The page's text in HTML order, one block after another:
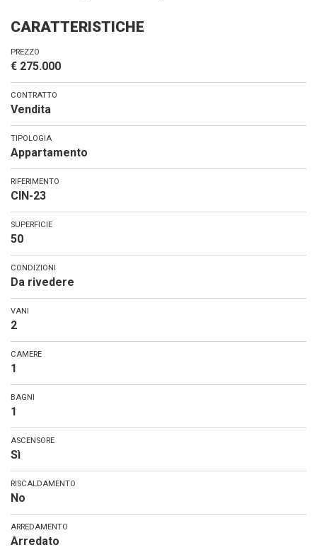
CARATTERISTICHE
PREZZO
€ 275.000
CONTRATTO
Vendita
TIPOLOGIA
Appartamento
RIFERIMENTO
CIN-23
SUPERFICIE
50
CONDIZIONI
Da rivedere
VANI
2
CAMERE
1
BAGNI
1
ASCENSORE
Sì
RISCALDAMENTO
No
ARREDAMENTO
Arredato